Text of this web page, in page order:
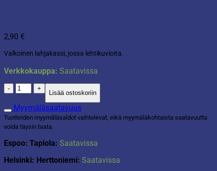
2,90 €
Valkoinen lahjakassi, jossa lehtikuvioita.
Verkkokauppa: Saatavissa
Lahjakassi
Eukalyptys
M
määrä
Lisää ostoskoriin
Myymäläsaatavuus
Tuotteiden myymäläsaldot vaihtelevat, eikä myymäläkohtaista saatavuutta
voida täysin taata.
Espoo: Tapiola: Saatavissa
Helsinki: Herttoniemi: Saatavissa